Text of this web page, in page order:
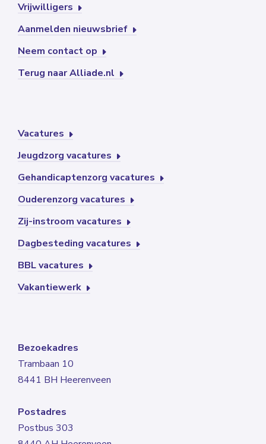
Vrijwilligers
Aanmelden nieuwsbrief
Neem contact op
Terug naar Alliade.nl
Vacatures
Jeugdzorg vacatures
Gehandicaptenzorg vacatures
Ouderenzorg vacatures
Zij-instroom vacatures
Dagbesteding vacatures
BBL vacatures
Vakantiewerk
Bezoekadres
Trambaan 10
8441 BH Heerenveen
Postadres
Postbus 303